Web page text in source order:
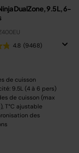
DualZone, 9.5L, 6-
4.8 (9468)
de cuisson
9.5L (4 à 6 pers)
de cuisson (max
T°C ajustable
des